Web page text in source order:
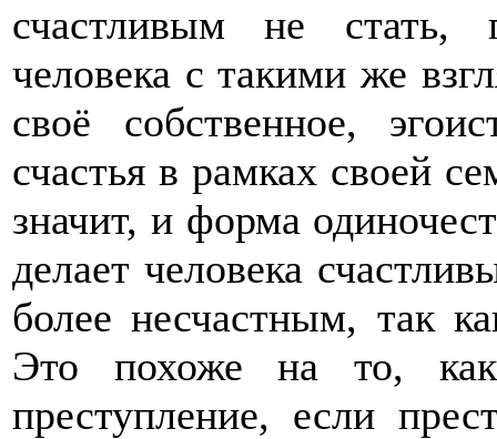
счастливым не стать,
человека с такими же
своё собственное,
счастья в рамках своей
значит, и форма
делает человека
более несчастным, так
Это похоже на то, как
преступление, если